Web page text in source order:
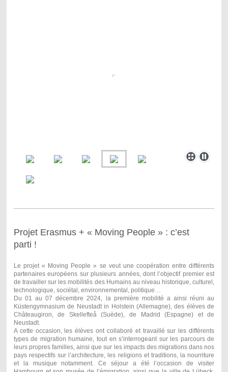
Projet Erasmus + « Moving People » : c’est
parti !
Le projet « Moving People » se veut une coopération entre différents
partenaires européens sur plusieurs années, dont l’objectif premier est
de travailler sur les mobilités des Humains au niveau historique, culturel,
technologique, sociétal, environnemental, politique…
Du 01 au 07 décembre 2024, la première mobilité a ainsi réuni au
Küstengymnasium de Neustadt in Holstein (Allemagne), des élèves de
Châteaugiron, de Skellefteå (Suède), de Madrid (Espagne) et de
Neustadt.
A cette occasion, les élèves ont collaboré et travaillé sur les différents
types de migration humaine, tout en s’interrogeant sur les parcours de
leurs propres familles, ainsi que sur les impacts des migrations dans nos
pays respectifs sur l’architecture, les religions et traditions, la nourriture
et la musique notamment. Ce séjour a été l’occasion de visiter